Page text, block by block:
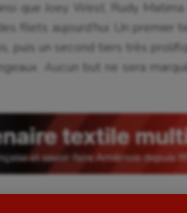
que Joey West, Rudy
filets aujourd’hui. Un premier
puis un second tiers très
Aucun but ne sera
et Cain Franson se sont